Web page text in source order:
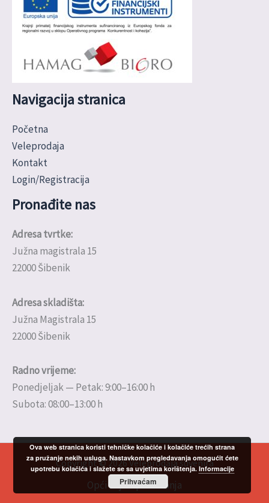
Navigacija stranica
Početna
Veleprodaja
Kontakt
Login/Registracija
Pronađite nas
Adresa tvrtke:
Južna magistrala 15
22000 Šibenik
Adresa skladišta:
Južna Magistrala 15
22000 Šibenik
Radno vrijeme:
Ponedjeljak — Petak: 9:00–16:00 h
Subota: 08:00–13:00 h
Copyright © 2026 Veleprodaja suvenira
Opći uvjeti poslovanja
Ova web stranica koristi tehničke kolačiće i kolačiće trećih strana
za pružanje nekih usluga. Nastavkom pregledavanja omogućit ćete
upotrebu kolačića i slažete se sa uvjetima korištenja. Informacije
Prihvaćam